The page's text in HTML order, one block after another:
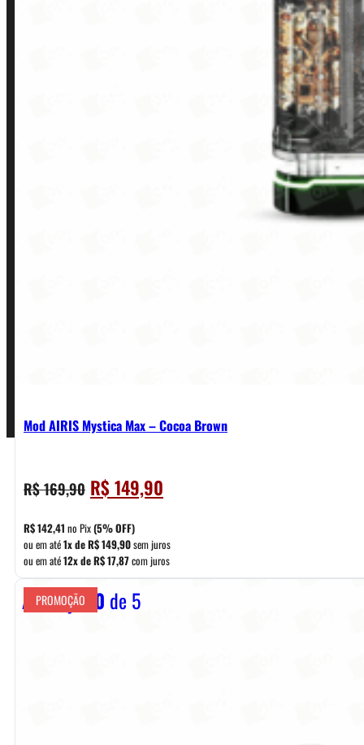
Mod AIRIS Mystica Max – Cocoa Brown
R$169,90 O
preço
original
era:
R$ 169,90.
R$149,90
preço
é:
R$ 149,90.
R$142,41 no Pix(5% OFF)
ou em até1x deR$149,90sem juros
ou em até12x deR$17,87com juros
Avaliação 0 de 5
PROMOÇÃO